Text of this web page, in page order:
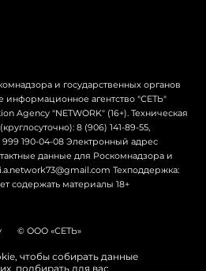
и государственных органов
агентство "СЕТЬ"
Agency "NETWORK" (16+). Техническая
8 (906) 141-89-55,
999 190-04-08 Электронный адрес
данные для Роскомнадзора и
Техподдержка:
содержать материалы 18+
© ООО «СЕТЬ»
Карта сайта
чтобы собирать данные
подбирать для вас